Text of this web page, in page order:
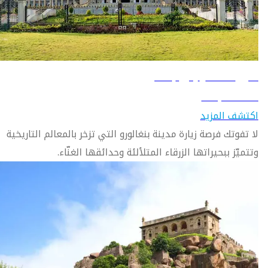
دليل السفر إلى بنغالور
اكتشف بنغالور
اكتشف المزيد
لا تفوتك فرصة زيارة مدينة بنغالورو التي تزخر بالمعالم التاريخية
وتتميّز ببحيراتها الزرقاء المتلألئة وحدائقها الغنّاء.